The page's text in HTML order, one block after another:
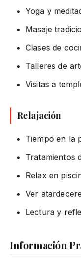
Yoga y
Masaje
Clases de
Talleres de
Visitas a
Relajación
Tiempo en la
Tratamientos
Relax en
Ver
Lectura y
Información